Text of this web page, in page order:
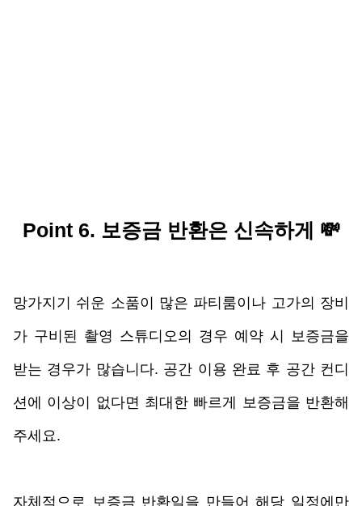
Point 6. 보증금 반환은 신속하게 💸
망가지기 쉬운 소품이 많은 파티룸이나 고가의 장비
가 구비된 촬영 스튜디오의 경우 예약 시 보증금을
받는 경우가 많습니다. 공간 이용 완료 후 공간 컨디
션에 이상이 없다면 최대한 빠르게 보증금을 반환해
주세요.
자체적으로 보증금 반환일을 만들어 해당 일정에만